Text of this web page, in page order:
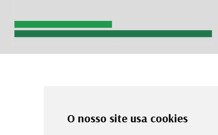
O nosso site usa cookies